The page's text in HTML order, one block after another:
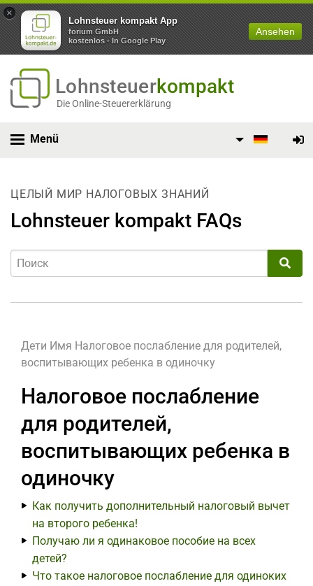
×
Lohnsteuer kompakt App
forium GmbH
kostenlos - In Google Play
Ansehen
Lohnsteuerkompakt
Die Online-Steuererklärung
Menü
ЦЕЛЫЙ МИР НАЛОГОВЫХ ЗНАНИЙ
Lohnsteuer kompakt FAQs
Дети Имя Налоговое послабление для родителей,
воспитывающих ребенка в одиночку
Налоговое послабление
для родителей,
воспитывающих ребенка в
одиночку
Как получить дополнительный налоговый вычет
на второго ребенка!
Получаю ли я одинаковое пособие на всех
детей?
Что такое налоговое послабление для одиноких